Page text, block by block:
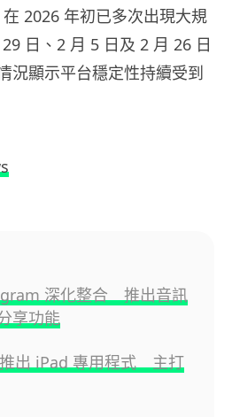
2026 年初已多次出現大規
日、2 月 5 日及 2 月 26 日
況顯示平台穩定性持續受到
深化整合 推出音訊
享功能
出 iPad 專用程式 主打